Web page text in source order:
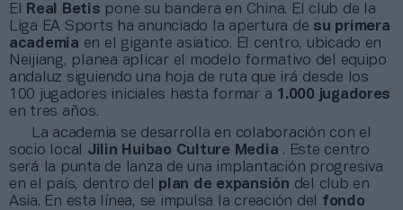
El Real Betis pone su bandera en China. El club de la
Liga EA Sports ha anunciado la apertura de su primera
academia en el gigante asiatico. El centro, ubicado en
Neijiang, planea aplicar el modelo formativo del equipo
andaluz siguiendo una hoja de ruta que irá desde los
100 jugadores iniciales hasta formar a 1.000 jugadores
en tres años.
La academia se desarrolla en colaboración con el
socio local Jilin Huibao Culture Media . Este centro
será la punta de lanza de una implantación progresiva
en el país, dentro del plan de expansión del club en
Asia. En esta línea, se impulsa la creación del fondo